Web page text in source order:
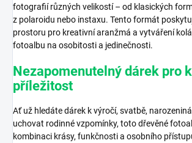
fotografií různých velikostí – od klasických
z polaroidu nebo instaxu. Tento formát
prostoru pro kreativní aranžmá a vytváření
fotoalbu na osobitosti a jedinečnosti.
Nezapomenutelný dárek pro
příležitost
Ať už hledáte dárek k výročí, svatbě,
uchovat rodinné vzpomínky, toto dřevěné
kombinaci krásy, funkčnosti a osobního